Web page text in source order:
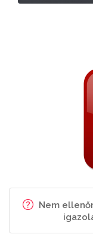
Nem